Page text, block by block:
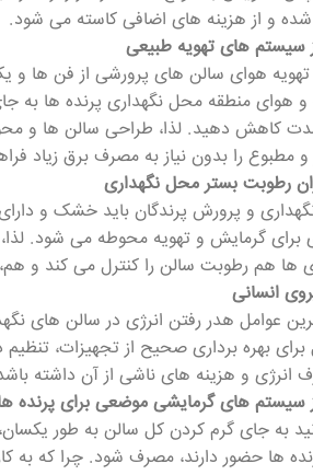
شده و از هزینه های اضافی کاسته می شود.
سیستم های تهویه طبیعی
تهویه هوای سالن های پرورشی از فن ها و
هوای منطقه محل نگهداری پرنده ها به
کاهش دهید. لذا، طراحی سالن ها و
و مطبوع را بدون نیاز به مصرف برق
رطوبت بستر محل نگهداری
و پرورش پرندگان باید خشک و
برای گرمایش و تهویه محوطه می شود.
ها هم رطوبت سالن را کنترل می کند و
انسانی
عوامل هدر رفتن انرژی در سالن های
بهره برداری صحیح از تجهیزات، تنظیم
و هزینه های ناشی از آن داشته
سیستم های گرمایشی موضعی برای پرنده
به جای گرم کردن کل سالن به طور
ها حضور دارند، مصرف شود. چرا که به